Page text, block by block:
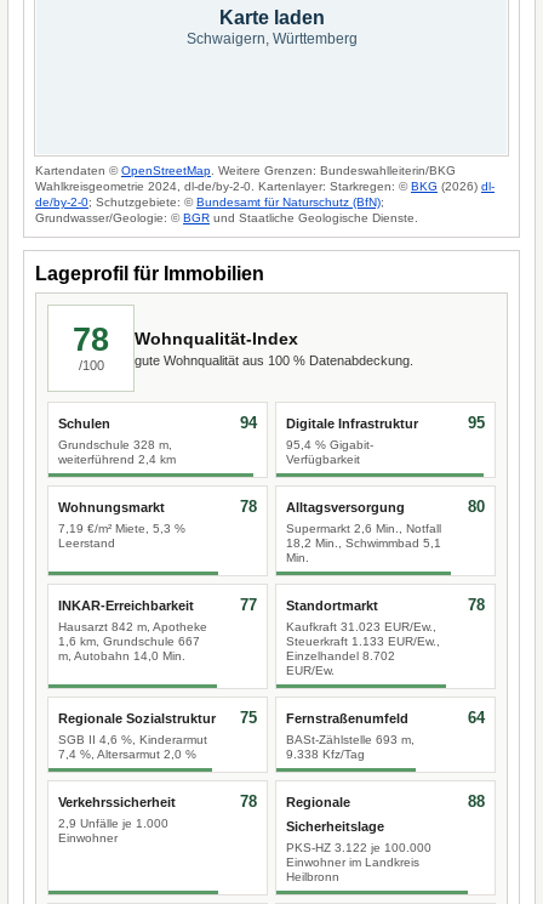
Karte laden
Schwaigern, Württemberg
Kartendaten ©OpenStreetMap . Weitere Grenzen: Bundeswahlleiterin/BKG
Wahlkreisgeometrie 2024, dl-de/by-2-0. Kartenlayer: Starkregen: ©BKG (2026) dl-
de/by-2-0; Schutzgebiete: ©Bundesamt für Naturschutz (BfN);
Grundwasser/Geologie: ©BGR und Staatliche Geologische Dienste.
Lageprofil für Immobilien
78
/100
Wohnqualität-Index
gute Wohnqualität aus 100 % Datenabdeckung.
Schulen
Grundschule 328 m,
weiterführend 2,4 km
94 Digitale Infrastruktur
95,4 % Gigabit-
Verfügbarkeit
95
Wohnungsmarkt
7,19 €/m² Miete, 5,3 %
Leerstand
78 Alltagsversorgung
Supermarkt 2,6 Min., Notfall
18,2 Min., Schwimmbad 5,1
Min.
80
INKAR-Erreichbarkeit
Hausarzt 842 m, Apotheke
1,6 km, Grundschule 667
m, Autobahn 14,0 Min.
77 Standortmarkt
Kaufkraft 31.023 EUR/Ew.,
Steuerkraft 1.133 EUR/Ew.,
Einzelhandel 8.702
EUR/Ew.
78
Regionale Sozialstruktur
SGB II 4,6 %, Kinderarmut
7,4 %, Altersarmut 2,0 %
75 Fernstraßenumfeld
BASt-Zählstelle 693 m,
9.338 Kfz/Tag
64
Verkehrssicherheit
2,9 Unfälle je 1.000
Einwohner
78
Regionale
Sicherheitslage
PKS-HZ 3.122 je 100.000
Einwohner im Landkreis
Heilbronn
88